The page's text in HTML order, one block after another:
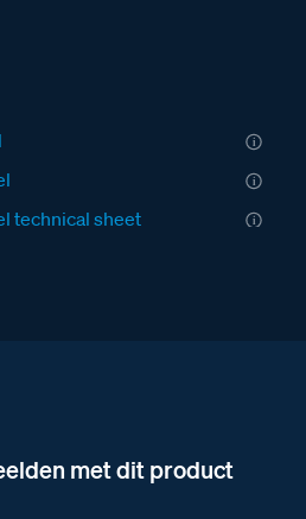
technical sheet
met dit product